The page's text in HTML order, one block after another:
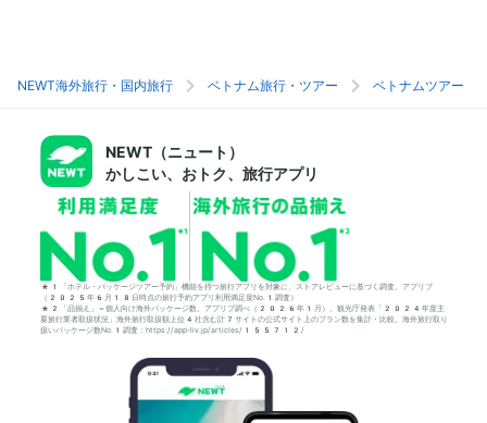
NEWT海外旅行・国内旅行 ベトナム旅行・ツアー ベトナムツアー
NEWT（ニュート）
かしこい、おトク、旅行アプリ
*1「ホテル・パッケージツアー予約」機能を持つ旅行アプリを対象に、ストアレビューに基づく調査。アプリブ
（2025年6月18日時点の旅行予約アプリ利用満足度No.1調査）
*2「品揃え」＝個人向け海外パッケージ数。アプリブ調べ（2026年1月）。観光庁発表「2024年度主
要旅行業者取扱状況」海外旅行取扱額上位4社含む計7サイトの公式サイト上のプラン数を集計・比較。海外旅行取り
扱いパッケージ数No.1調査：https://app-liv.jp/articles/155712/